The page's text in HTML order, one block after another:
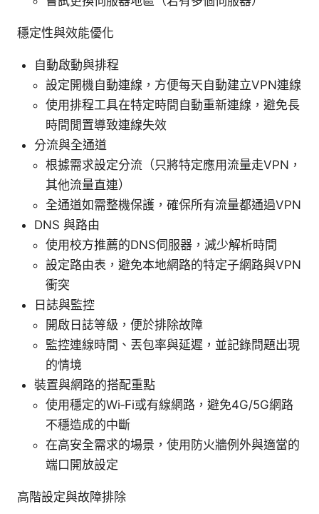
穩定性與效能優化
自動啟動與排程
設定開機自動連線，方便每天自動建立VPN連線
使用排程工具在特定時間自動重新連線，避免長
時間閒置導致連線失效
分流與全通道
根據需求設定分流（只將特定應用流量走VPN，
其他流量直連）
全通道如需整機保護，確保所有流量都通過VPN
DNS 與路由
使用校方推薦的DNS伺服器，減少解析時間
設定路由表，避免本地網路的特定子網路與VPN
衝突
日誌與監控
開啟日誌等級，便於排除故障
監控連線時間、丟包率與延遲，並記錄問題出現
的情境
裝置與網路的搭配重點
使用穩定的Wi‑Fi或有線網路，避免4G/5G網路
不穩造成的中斷
在高安全需求的場景，使用防火牆例外與適當的
端口開放設定
高階設定與故障排除